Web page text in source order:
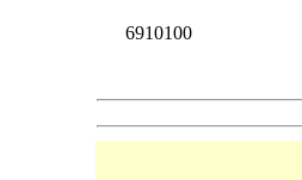
6910100